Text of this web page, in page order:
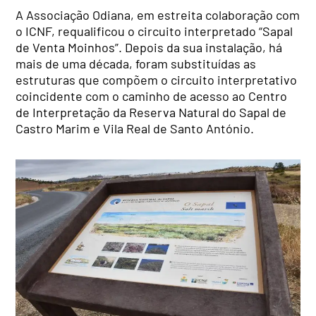
A Associação Odiana, em estreita colaboração com
o ICNF, requalificou o circuito interpretado “Sapal
de Venta Moinhos”. Depois da sua instalação, há
mais de uma década, foram substituídas as
estruturas que compõem o circuito interpretativo
coincidente com o caminho de acesso ao Centro
de Interpretação da Reserva Natural do Sapal de
Castro Marim e Vila Real de Santo António.